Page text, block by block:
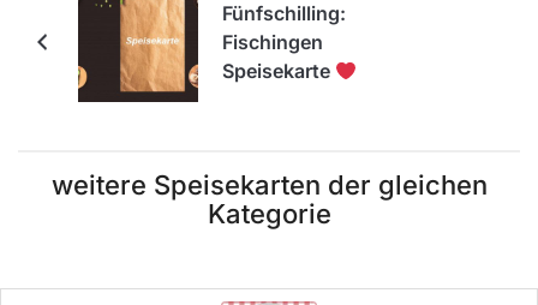
Fünfschilling:
Fischingen
Speisekarte
weitere Speisekarten der gleichen
Kategorie